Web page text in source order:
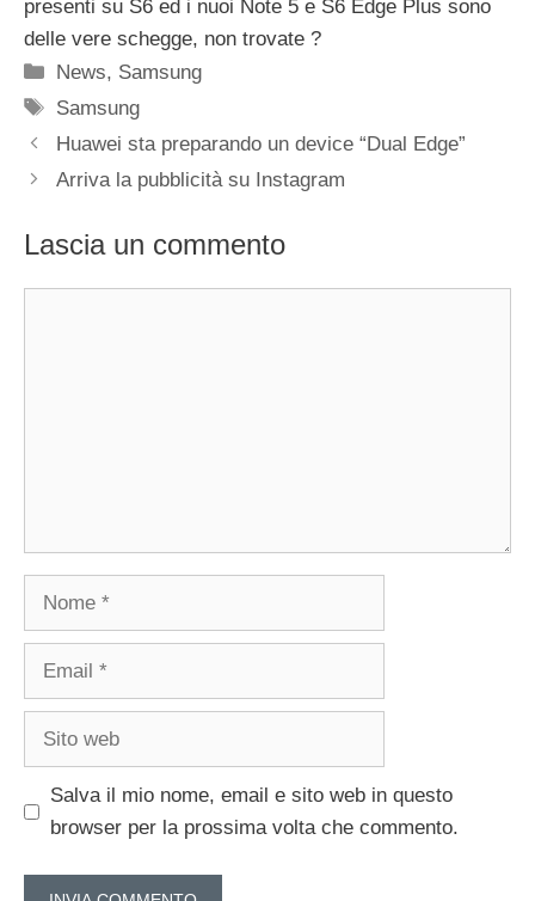
presenti su S6 ed i nuoi Note 5 e S6 Edge Plus sono
delle vere schegge, non trovate ?
Categorie
News, Samsung
Tag
Samsung
Huawei sta preparando un device “Dual Edge”
Arriva la pubblicità su Instagram
Lascia un commento
Nome
Email
Sito
Salva il mio nome, email e sito web in questo
browser per la prossima volta che commento.